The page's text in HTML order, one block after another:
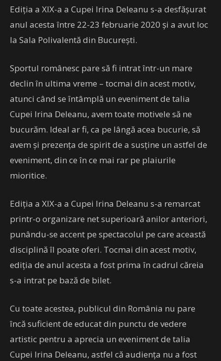
Ediția a XIX-a a Cupei Irina Deleanu s-a desfășurat
anul acesta între 22-23 februarie 2020 și a avut loc
la Sala Polivalentă din București.
Sportul românesc pare să fi intrat într-un mare
declin în ultima vreme – tocmai din acest motiv,
atunci când se întâmplă un eveniment de talia
Cupei Irina Deleanu, avem toate motivele să ne
bucurăm. Ideal ar fi, ca pe lângă acea bucurie, să
avem și prezența de spirit de a susține un astfel de
eveniment, din ce în ce mai rar pe plaiurile
mioritice.
Ediția a XIX-a a Cupei Irina Deleanu s-a remarcat
printr-o organizare net superioară anilor anteriori,
punându-se accent pe spectacolul pe care această
disciplină îl poate oferi. Tocmai din acest motiv,
ediția de anul acesta a fost prima în cadrul căreia
s-a intrat pe bază de bilet.
Cu toate acestea, publicul din România nu pare
încă suficient de educat din punctu de vedere
artistic pentru a aprecia un eveniment de talia
Cupei Irina Deleanu, astfel că audiența nu a fost